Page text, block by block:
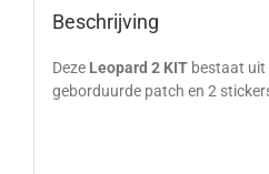
Beschrijving
Deze Leopard 2 KIT bestaat uit
geborduurde patch en 2